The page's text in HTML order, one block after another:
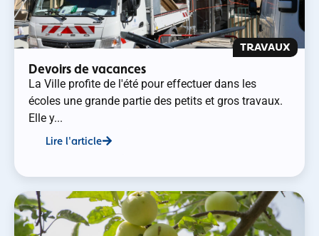
TRAVAUX
Devoirs de vacances
La Ville profite de l'été pour effectuer dans les
écoles une grande partie des petits et gros travaux.
Elle y...
Lire l'article